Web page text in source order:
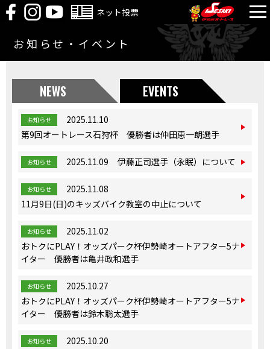
ネット投票
お知らせ・イベント
NEWS EVENTS
お知らせ
2025.11.10
第9回オートレース石狩杯 優勝者は仲田恵一朗選手
お知らせ 2025.11.09 伊藤正司選手（永眠）について
お知らせ
2025.11.08
11月9日(日)のキッズバイク教室の中止について
お知らせ
2025.11.02
おトクにPLAY！オッズパーク杯伊勢崎オートアフター5ナ
イター 優勝者は亀井政和選手
お知らせ
2025.10.27
おトクにPLAY！オッズパーク杯伊勢崎オートアフター5ナ
イター 優勝者は鈴木聡太選手
お知らせ
2025.10.20